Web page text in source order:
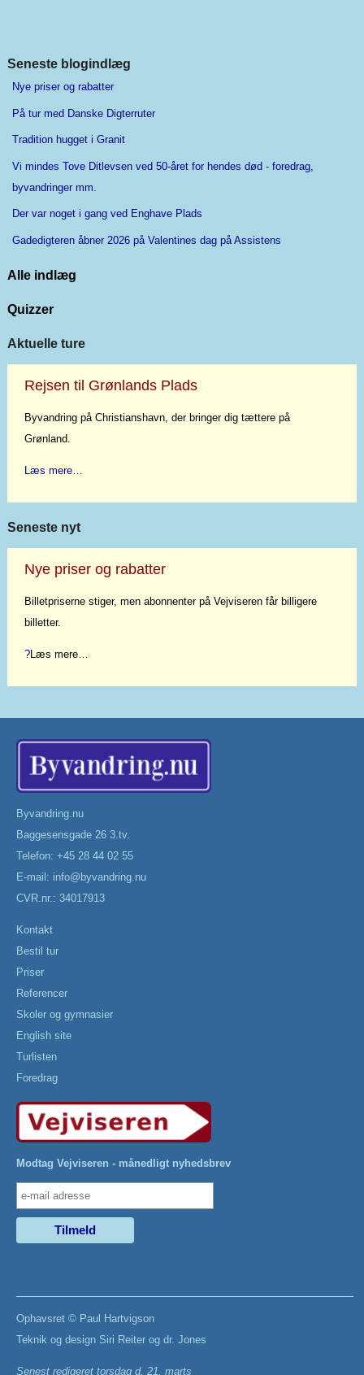
Seneste blogindlæg
Nye priser og rabatter
På tur med Danske Digterruter
Tradition hugget i Granit
Vi mindes Tove Ditlevsen ved 50-året for hendes død - foredrag,
byvandringer mm.
Der var noget i gang ved Enghave Plads
Gadedigteren åbner 2026 på Valentines dag på Assistens
Alle indlæg
Quizzer
Aktuelle ture
Rejsen til Grønlands Plads
Byvandring på Christianshavn, der bringer dig tættere på
Grønland.
Læs mere…
Seneste nyt
Nye priser og rabatter
Billetpriserne stiger, men abonnenter på Vejviseren får billigere
billetter.
?Læs mere…
Byvandring.nu
Baggesensgade 26 3.tv.
Telefon: +45 28 44 02 55
E-mail: info@byvandring.nu
CVR.nr.: 34017913
Kontakt
Bestil tur
Priser
Referencer
Skoler og gymnasier
English site
Turlisten
Foredrag
Modtag Vejviseren - månedligt nyhedsbrev
Ophavsret © Paul Hartvigson
Teknik og design Siri Reiter og dr. Jones
Senest redigeret torsdag d. 21. marts